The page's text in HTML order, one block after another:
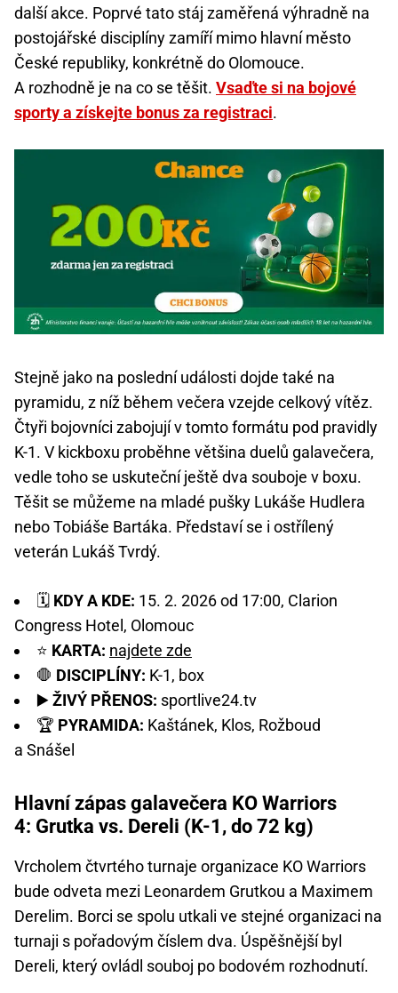
další akce. Poprvé tato stáj zaměřená výhradně na
postojářské disciplíny zamíří mimo hlavní město
České republiky, konkrétně do Olomouce.
A rozhodně je na co se těšit. Vsaďte si na bojové
sporty a získejte bonus za registraci.
Stejně jako na poslední události dojde také na
pyramidu, z níž během večera vzejde celkový vítěz.
Čtyři bojovníci zabojují v tomto formátu pod pravidly
K-1. V kickboxu proběhne většina duelů galavečera,
vedle toho se uskuteční ještě dva souboje v boxu.
Těšit se můžeme na mladé pušky Lukáše Hudlera
nebo Tobiáše Bartáka. Představí se i ostřílený
veterán Lukáš Tvrdý.
🗓️ KDY A KDE: 15. 2. 2026 od 17:00, Clarion
Congress Hotel, Olomouc
⭐ KARTA: najdete zde
🛑 DISCIPLÍNY: K-1, box
▶️ŽIVÝ PŘENOS: sportlive24.tv
🏆 PYRAMIDA: Kaštánek, Klos, Rožboud
a Snášel
Hlavní zápas galavečera KO Warriors
4: Grutka vs. Dereli (K-1, do 72 kg)
Vrcholem čtvrtého turnaje organizace KO Warriors
bude odveta mezi Leonardem Grutkou a Maximem
Derelim. Borci se spolu utkali ve stejné organizaci na
turnaji s pořadovým číslem dva. Úspěšnější byl
Dereli, který ovládl souboj po bodovém rozhodnutí.